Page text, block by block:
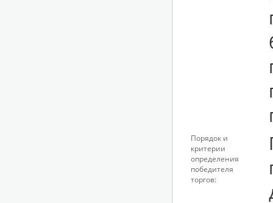
Порядок и
критерии
определения
победителя
торгов: